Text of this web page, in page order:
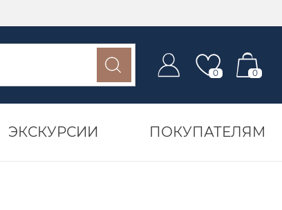
0 0
ЭКСКУРСИИ ПОКУПАТЕЛЯМ